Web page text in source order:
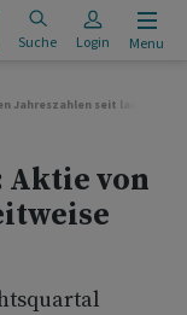
Suche Login Menu
Jahreszahlen seit langem
von